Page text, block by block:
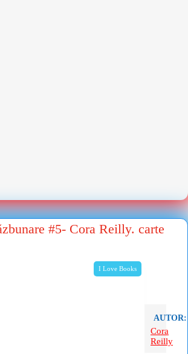
I Love Books
#5- Cora Reilly. carte
AUTOR:
Cora
Reilly